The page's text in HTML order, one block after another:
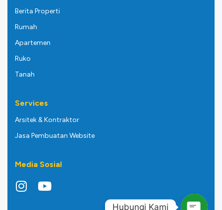
Berita Properti
Rumah
Apartemen
Ruko
Tanah
Services
Arsitek & Kontraktor
Jasa Pembuatan Website
Media Sosial
Hubungi Kami